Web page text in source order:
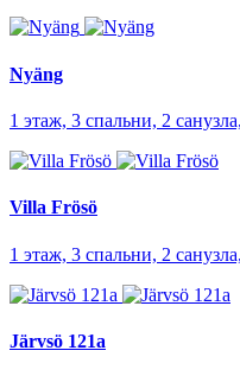
Nyäng
1 этаж, 3 спальни, 2
Villa Frösö
1 этаж, 3 спальни, 2
Järvsö 121a